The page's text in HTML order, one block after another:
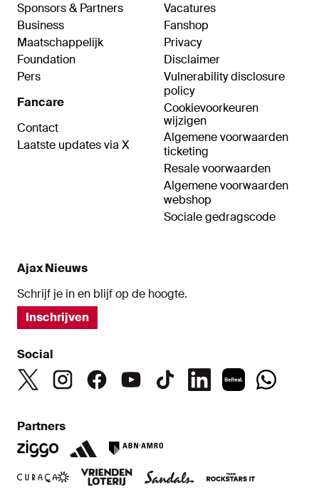
Sponsors & Partners
Business
Maatschappelijk
Foundation
Pers
Fancare
Contact
Laatste updates via X
Vacatures
Fanshop
Privacy
Disclaimer
Vulnerability disclosure
policy
Cookievoorkeuren
wijzigen
Algemene voorwaarden
ticketing
Resale voorwaarden
Algemene voorwaarden
webshop
Sociale gedragscode
Ajax Nieuws
Schrijf je in en blijf op de hoogte.
Inschrijven
Social
Partners